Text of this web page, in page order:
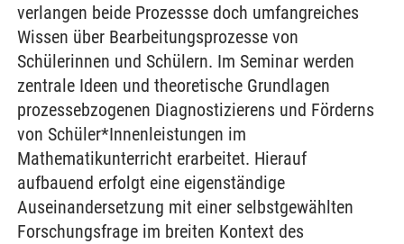
verlangen beide Prozessse doch umfangreiches
Wissen über Bearbeitungsprozesse von
Schülerinnen und Schülern. Im Seminar werden
zentrale Ideen und theoretische Grundlagen
prozessebzogenen Diagnostizierens und Förderns
von Schüler*Innenleistungen im
Mathematikunterricht erarbeitet. Hierauf
aufbauend erfolgt eine eigenständige
Auseinandersetzung mit einer selbstgewählten
Forschungsfrage im breiten Kontext des